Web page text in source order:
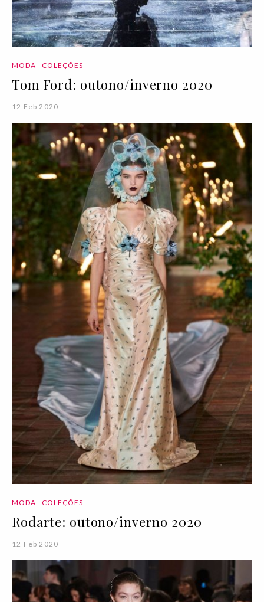
MODA COLEÇÕES
Tom Ford: outono/inverno 2020
12 Feb 2020
MODA COLEÇÕES
Rodarte: outono/inverno 2020
12 Feb 2020